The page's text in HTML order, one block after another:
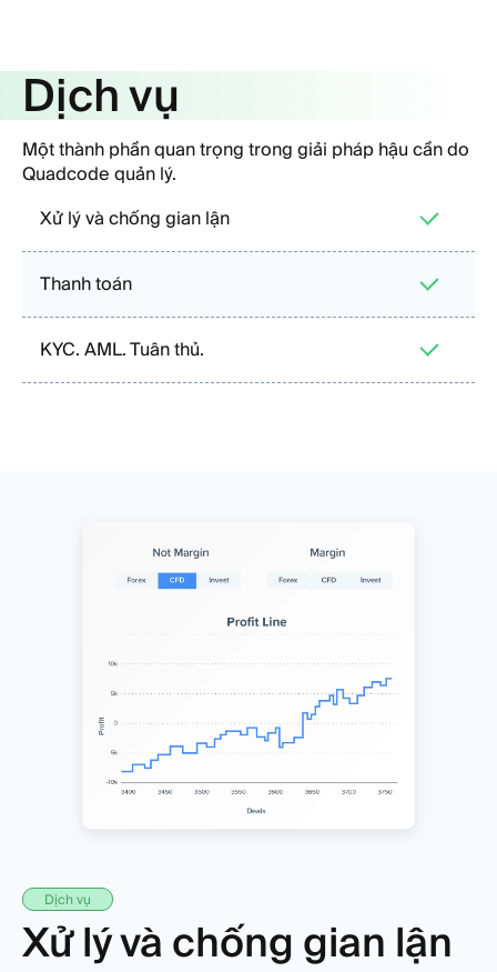
Dịch vụ
Một thành phần quan trọng trong giải pháp hậu cần do
Quadcode quản lý.
Xử lý và chống gian lận
Thanh toán
KYC. AML. Tuân thủ.
Dịch vụ
Xử lý và chống gian lận